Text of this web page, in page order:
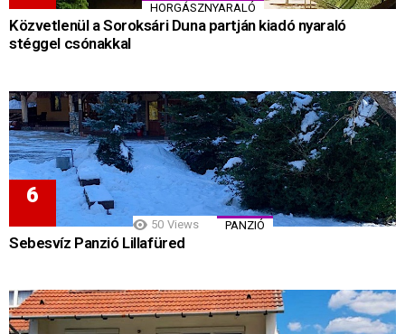
HORGÁSZNYARALÓ
Közvetlenül a Soroksári Duna partján kiadó nyaraló
stéggel csónakkal
50 Views PANZIÓ
Sebesvíz Panzió Lillafüred